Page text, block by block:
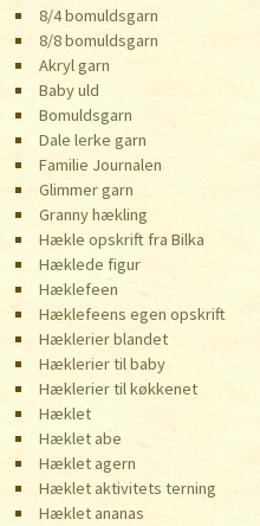
8/4 bomuldsgarn
8/8 bomuldsgarn
Akryl garn
Baby uld
Bomuldsgarn
Dale lerke garn
Familie Journalen
Glimmer garn
Granny hækling
Hækle opskrift fra Bilka
Hæklede figur
Hæklefeen
Hæklefeens egen opskrift
Hæklerier blandet
Hæklerier til baby
Hæklerier til køkkenet
Hæklet
Hæklet abe
Hæklet agern
Hæklet aktivitets terning
Hæklet ananas